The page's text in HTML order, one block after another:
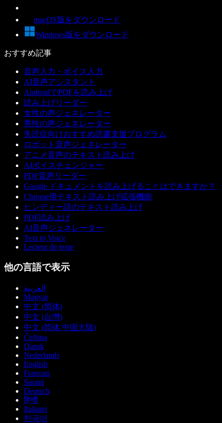
macOS版をダウンロード
Windows版をダウンロード
おすすめ記事
音声入力・ボイス入力
AI音声アシスタント
AndroidでPDFを読み上げ
読み上げリーダー
女性の声ジェネレーター
男性の声ジェネレーター
失読症向けおすすめ読書支援プログラム
ロボット音声ジェネレーター
アニメ音声のテキスト読み上げ
AIボイスチェンジャー
PDF音声リーダー
Google ドキュメントを読み上げることはできますか？
Chrome用テキスト読み上げ拡張機能
ヒンディー語のテキスト読み上げ
PDF読み上げ
AI音声ジェネレーター
Text to Voice
Lecteur de texte
他の言語で表示
العربية
Magyar
中文 (简体)
中文 (台灣)
中文 (简体 中国大陆)
Čeština
Dansk
Nederlands
English
Français
Suomi
Deutsch
हिन्दी
Italiano
한국어